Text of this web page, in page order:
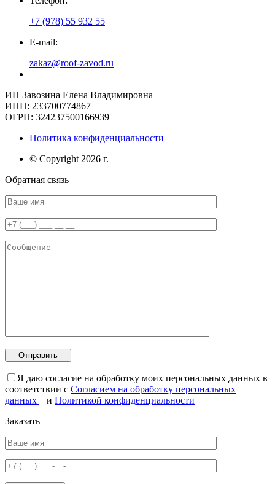
+7 (978) 55 932 55
E-mail:
zakaz@roof-zavod.ru
ИП Завозина Елена Владимировна
ИНН: 233700774867
ОГРН: 324237500166939
Политика конфиденциальности
© Copyright 2026 г.
Обратная связь
Я даю согласие на обработку моих персональных данных в
соответствии с Согласием на обработку персональных
данных
и Политикой конфиденциальности
Заказать